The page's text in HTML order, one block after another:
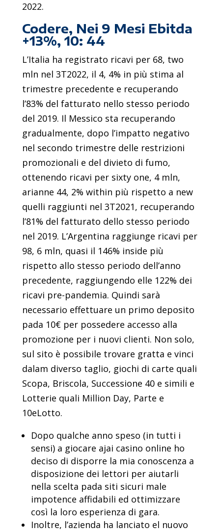
2022.
Codere, Nei 9 Mesi Ebitda
+13%, 10: 44
L’Italia ha registrato ricavi per 68, two
mln nel 3T2022, il 4, 4% in più stima al
trimestre precedente e recuperando
l’83% del fatturato nello stesso periodo
del 2019. Il Messico sta recuperando
gradualmente, dopo l’impatto negativo
nel secondo trimestre delle restrizioni
promozionali e del divieto di fumo,
ottenendo ricavi per sixty one, 4 mln,
arianne 44, 2% within più rispetto a new
quelli raggiunti nel 3T2021, recuperando
l’81% del fatturato dello stesso periodo
nel 2019. L’Argentina raggiunge ricavi per
98, 6 mln, quasi il 146% inside più
rispetto allo stesso periodo dell’anno
precedente, raggiungendo elle 122% dei
ricavi pre-pandemia. Quindi sarà
necessario effettuare un primo deposito
pada 10€ per possedere accesso alla
promozione per i nuovi clienti. Non solo,
sul sito è possibile trovare gratta e vinci
dalam diverso taglio, giochi di carte quali
Scopa, Briscola, Successione 40 e simili e
Lotterie quali Million Day, Parte e
10eLotto.
Dopo qualche anno speso (in tutti i
sensi) a giocare ajai casino online ho
deciso di disporre la mia conoscenza a
disposizione dei lettori per aiutarli
nella scelta pada siti sicuri male
impotence affidabili ed ottimizzare
così la loro esperienza di gara.
Inoltre, l’azienda ha lanciato el nuovo